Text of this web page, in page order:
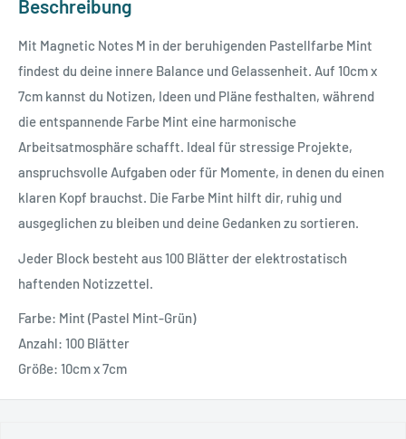
Beschreibung
Mit Magnetic Notes M in der beruhigenden Pastellfarbe Mint
findest du deine innere Balance und Gelassenheit. Auf 10cm x
7cm kannst du Notizen, Ideen und Pläne festhalten, während
die entspannende Farbe Mint eine harmonische
Arbeitsatmosphäre schafft. Ideal für stressige Projekte,
anspruchsvolle Aufgaben oder für Momente, in denen du einen
klaren Kopf brauchst. Die Farbe Mint hilft dir, ruhig und
ausgeglichen zu bleiben und deine Gedanken zu sortieren.
Jeder Block besteht aus 100 Blätter der elektrostatisch
haftenden Notizzettel.
Farbe: Mint (Pastel Mint-Grün)
Anzahl: 100 Blätter
Größe: 10cm x 7cm